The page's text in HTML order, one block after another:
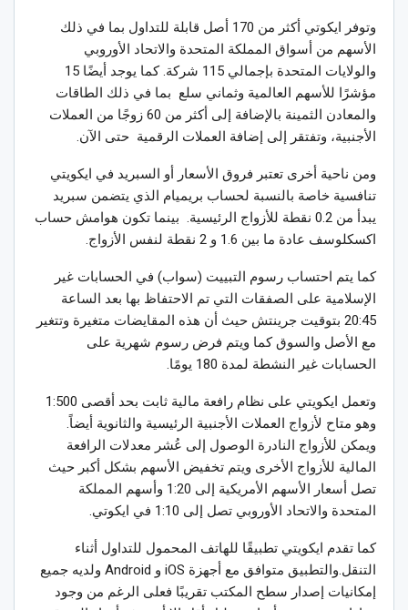
وتوفر ايكوتي أكثر من 170 أصل قابلة للتداول بما في ذلك
الأسهم من أسواق المملكة المتحدة والاتحاد الأوروبي
والولايات المتحدة بإجمالي 115 شركة. كما يوجد أيضًا 15
مؤشرًا للأسهم العالمية وثماني سلع بما في ذلك الطاقات
والمعادن الثمينة بالإضافة إلى أكثر من 60 زوجًا من العملات
الأجنبية، وتفتقر إلى إضافة العملات الرقمية حتى الآن.
ومن ناحية أخرى تعتبر فروق الأسعار أو السبريد في ايكويتي
تنافسية خاصة بالنسبة لحساب بريميام الذي يتضمن سبريد
يبدأ من 0.2 نقطة للأزواج الرئيسية. بينما تكون هوامش حساب
اكسكلوسف عادة ما بين 1.6 و 2 نقطة لنفس الأزواج.
كما يتم احتساب رسوم التبييت (سواب) في الحسابات غير
الإسلامية على الصفقات التي تم الاحتفاظ بها بعد الساعة
20:45 بتوقيت جرينتش حيث أن هذه المقايضات متغيرة وتتغير
مع الأصل والسوق كما ويتم فرض رسوم شهرية على
الحسابات غير النشطة لمدة 180 يومًا.
وتعمل ايكويتي على نظام رافعة مالية ثابت بحد أقصى 1:500
وهو متاح لأزواج العملات الأجنبية الرئيسية والثانوية أيضاً.
ويمكن للأزواج النادرة الوصول إلى عُشر معدلات الرافعة
المالية للأزواج الأخرى ويتم تخفيض الأسهم بشكل أكبر حيث
تصل أسعار الأسهم الأمريكية إلى 1:20 وأسهم المملكة
المتحدة والاتحاد الأوروبي تصل إلى 1:10 في ايكوتي.
كما تقدم ايكويتي تطبيقًا للهاتف المحمول للتداول أثناء
التنقل.والتطبيق متوافق مع أجهزة iOS و Android ولديه جميع
إمكانيات إصدار سطح المكتب تقريبًا فعلى الرغم من وجود